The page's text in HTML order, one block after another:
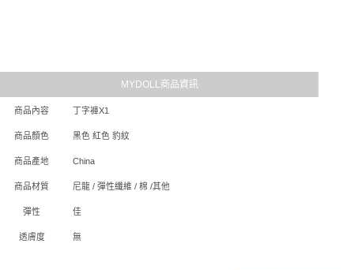
MYDOLL商品資訊
商品內容 丁字褲X1
商品顏色 黑色 紅色 豹紋
商品產地 China
商品材質 尼龍 / 彈性纖維 / 棉 /其他
彈性 佳
透膚度 無